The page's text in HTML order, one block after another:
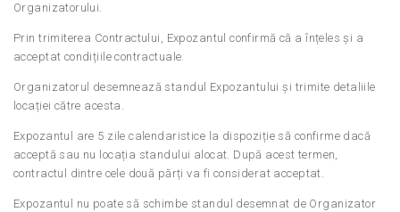
Organizatorului.
Prin trimiterea Contractului, Expozantul confirmă că a înțeles și a
acceptat condițiile contractuale.
Organizatorul desemnează standul Expozantului și trimite detaliile
locației către acesta.
Expozantul are 5 zile calendaristice la dispoziție să confirme dacă
acceptă sau nu locația standului alocat. După acest termen,
contractul dintre cele două părți va fi considerat acceptat.
Expozantul nu poate să schimbe standul desemnat de Organizator